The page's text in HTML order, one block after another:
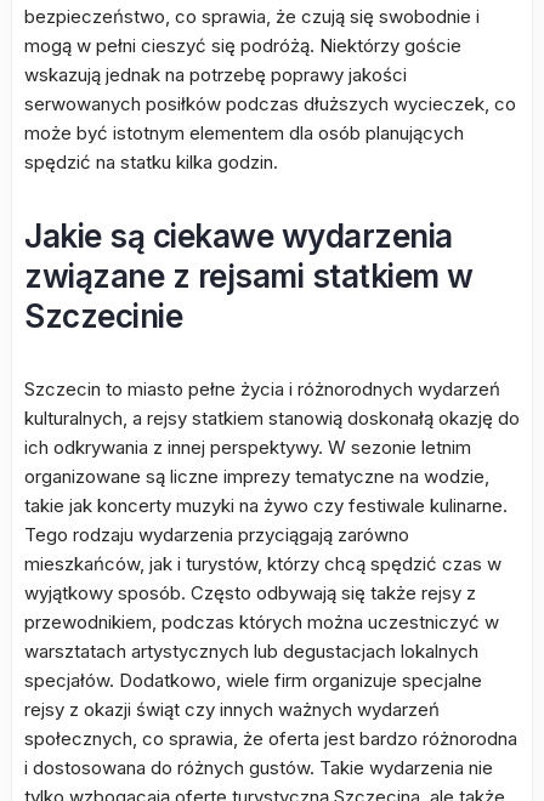
bezpieczeństwo, co sprawia, że czują się swobodnie i
mogą w pełni cieszyć się podróżą. Niektórzy goście
wskazują jednak na potrzebę poprawy jakości
serwowanych posiłków podczas dłuższych wycieczek, co
może być istotnym elementem dla osób planujących
spędzić na statku kilka godzin.
Jakie są ciekawe wydarzenia
związane z rejsami statkiem w
Szczecinie
Szczecin to miasto pełne życia i różnorodnych wydarzeń
kulturalnych, a rejsy statkiem stanowią doskonałą okazję do
ich odkrywania z innej perspektywy. W sezonie letnim
organizowane są liczne imprezy tematyczne na wodzie,
takie jak koncerty muzyki na żywo czy festiwale kulinarne.
Tego rodzaju wydarzenia przyciągają zarówno
mieszkańców, jak i turystów, którzy chcą spędzić czas w
wyjątkowy sposób. Często odbywają się także rejsy z
przewodnikiem, podczas których można uczestniczyć w
warsztatach artystycznych lub degustacjach lokalnych
specjałów. Dodatkowo, wiele firm organizuje specjalne
rejsy z okazji świąt czy innych ważnych wydarzeń
społecznych, co sprawia, że oferta jest bardzo różnorodna
i dostosowana do różnych gustów. Takie wydarzenia nie
tylko wzbogacają ofertę turystyczną Szczecina, ale także